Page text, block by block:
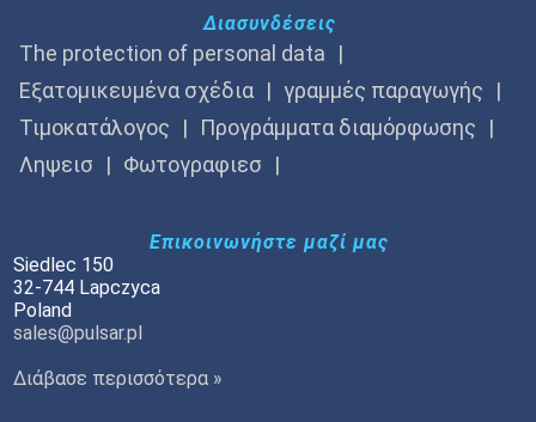
Διασυνδέσεις
The protection of personal data
Εξατομικευμένα σχέδια
γραμμές παραγωγής
Τιμοκατάλογος
Προγράμματα διαμόρφωσης
Ληψεισ
Φωτογραφιεσ
Επικοινωνήστε μαζί μας
Siedlec 150
32-744 Lapczyca
Poland
sales@pulsar.pl
Διάβασε περισσότερα »